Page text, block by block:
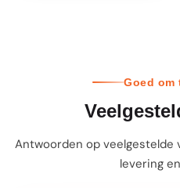
Goed om
Antwoorden op veelgestelde
levering